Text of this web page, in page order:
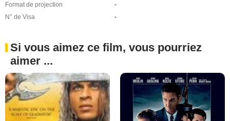
Format de projection
-
N° de Visa
-
Si vous aimez ce film, vous pourriez
aimer ...